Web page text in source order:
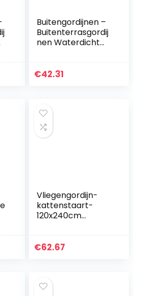
Buitengordijnen –
Buitenterrasgordij
nen Waterdicht
Thermische
€42.31
Vliegengordijn-
kattenstaart-
120x240cm
€62.67